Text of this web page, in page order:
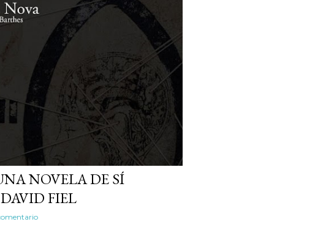
NOVELA DE SÍ
FIEL